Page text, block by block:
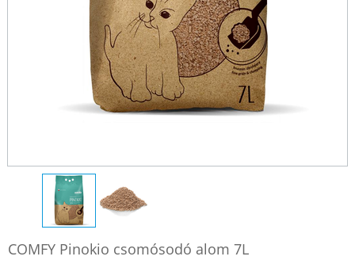
COMFY Pinokio csomósodó alom 7L